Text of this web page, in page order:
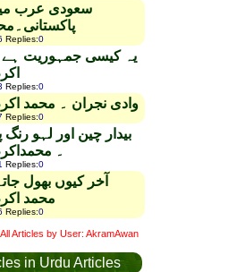
سعودی عرب
Replies:0
یہ کیسی جمہوریت ہے
Replies:0
وادی نجران ۔ محمد
Replies:0
بیدار چین اور لہو رنگ
۔
Replies:0
آخر کیوں بھول
محمد
Replies:0
Articles by User: AkramAwan
in Urdu Articles